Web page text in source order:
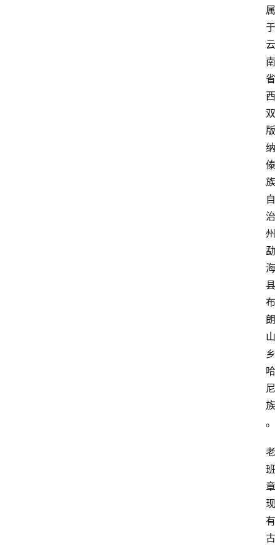
属
于
云
南
省
西
双
版
纳
傣
族
自
治
州
勐
海
县
布
朗
山
乡
哈
尼
族
。
老
班
章
现
有
古